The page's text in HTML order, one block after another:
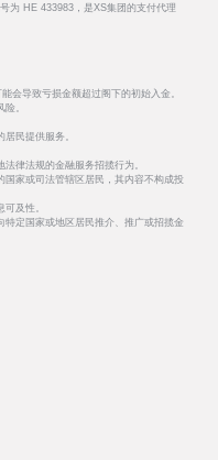
为 HE 433983，是XS集团的支付代理
会导致亏损金额超过阁下的初始入金。
。
民提供服务。
律法规的金融服务招揽行为。
家或司法管辖区居民，其内容不构成投
及性。
定国家或地区居民推介、推广或招揽金